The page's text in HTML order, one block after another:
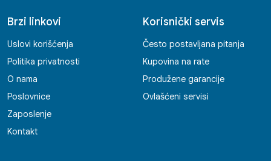
Brzi linkovi
Uslovi korišćenja
Politika privatnosti
O nama
Poslovnice
Zaposlenje
Kontakt
Korisnički servis
Često postavljana pitanja
Kupovina na rate
Produžene garancije
Ovlašćeni servisi